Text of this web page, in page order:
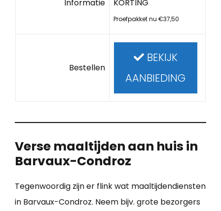
Informatie
KORTING
Proefpakket nu €37,50
Bestellen
BEKIJK
AANBIEDING
Verse maaltijden aan huis in
Barvaux-Condroz
Tegenwoordig zijn er flink wat maaltijdendiensten
in Barvaux-Condroz. Neem bijv. grote bezorgers